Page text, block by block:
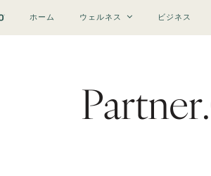
ホーム ウェルネス ビジネス